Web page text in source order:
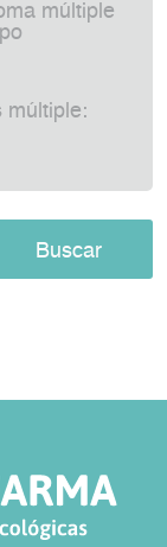
múltiple
múltiple: